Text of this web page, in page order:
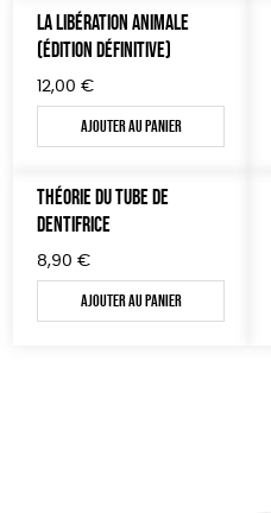
AUTRES OUTILS ÉDUCATIFS
LIVRETS ÉDUCATIFS
POSTERS ÉDUCATIFS
BD / ILLUSTRÉS
ESSAIS
ACCESSOIRES
LA LIBÉRATION ANIMALE
(ÉDITION DÉFINITIVE)
12,00 €
Ajouter au panier
THÉORIE DU TUBE DE
DENTIFRICE
8,90 €
Ajouter au panier